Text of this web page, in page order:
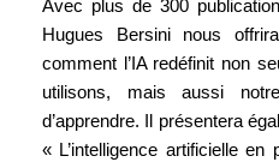
Avec plus de 300
Hugues Bersini nous
comment l’IA redéfinit non
utilisons, mais aussi
d’apprendre. Il présentera
« L’intelligence artificielle